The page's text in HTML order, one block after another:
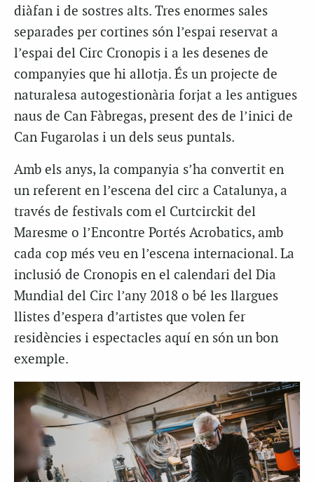
diàfan i de sostres alts. Tres enormes sales
separades per cortines són l’espai reservat a
l’espai del Circ Cronopis i a les desenes de
companyies que hi allotja. És un projecte de
naturalesa autogestionària forjat a les antigues
naus de Can Fàbregas, present des de l’inici de
Can Fugarolas i un dels seus puntals.
Amb els anys, la companyia s’ha convertit en
un referent en l’escena del circ a Catalunya, a
través de festivals com el Curtcirckit del
Maresme o l’Encontre Portés Acrobatics, amb
cada cop més veu en l’escena internacional. La
inclusió de Cronopis en el calendari del Dia
Mundial del Circ l’any 2018 o bé les llargues
llistes d’espera d’artistes que volen fer
residències i espectacles aquí en són un bon
exemple.